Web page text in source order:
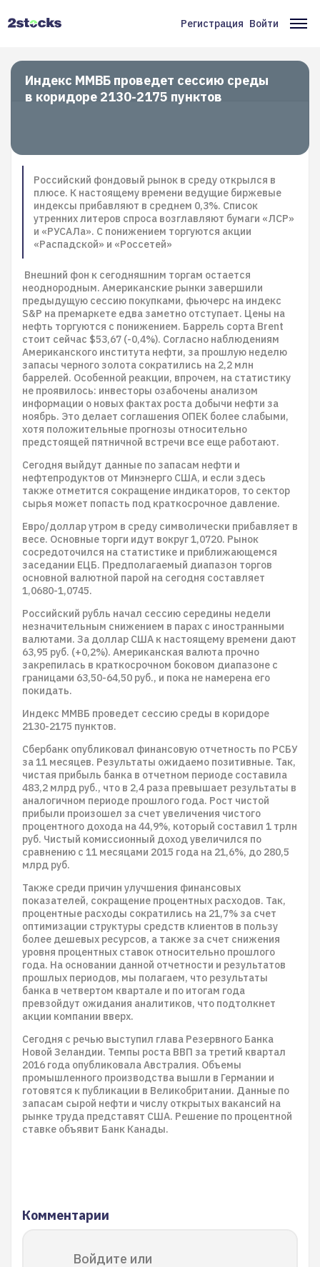
Меню
учётной
записи
пользователя
Регистрация Войти
Индекс ММВБ проведет сессию среды
в коридоре 2130-2175 пунктов
Российский фондовый рынок в среду открылся в
плюсе. К настоящему времени ведущие биржевые
индексы прибавляют в среднем 0,3%. Список
утренних литеров спроса возглавляют бумаги «ЛСР»
и «РУСАЛа». С понижением торгуются акции
«Распадской» и «Россетей»
Внешний фон к сегодняшним торгам остается
неоднородным. Американские рынки завершили
предыдущую сессию покупками, фьючерс на индекс
S&P на премаркете едва заметно отступает. Цены на
нефть торгуются с понижением. Баррель сорта Brent
стоит сейчас $53,67 (-0,4%). Согласно наблюдениям
Американского института нефти, за прошлую неделю
запасы черного золота сократились на 2,2 млн
баррелей. Особенной реакции, впрочем, на статистику
не проявилось: инвесторы озабочены анализом
информации о новых фактах роста добычи нефти за
ноябрь. Это делает соглашения ОПЕК более слабыми,
хотя положительные прогнозы относительно
предстоящей пятничной встречи все еще работают.
Сегодня выйдут данные по запасам нефти и
нефтепродуктов от Минэнерго США, и если здесь
также отметится сокращение индикаторов, то сектор
сырья может попасть под краткосрочное давление.
Евро/доллар утром в среду символически прибавляет в
весе. Основные торги идут вокруг 1,0720. Рынок
сосредоточился на статистике и приближающемся
заседании ЕЦБ. Предполагаемый диапазон торгов
основной валютной парой на сегодня составляет
1,0680-1,0745.
Российский рубль начал сессию середины недели
незначительным снижением в парах с иностранными
валютами. За доллар США к настоящему времени дают
63,95 руб. (+0,2%). Американская валюта прочно
закрепилась в краткосрочном боковом диапазоне с
границами 63,50-64,50 руб., и пока не намерена его
покидать.
Индекс ММВБ проведет сессию среды в коридоре
2130-2175 пунктов.
Сбербанк опубликовал финансовую отчетность по РСБУ
за 11 месяцев. Результаты ожидаемо позитивные. Так,
чистая прибыль банка в отчетном периоде составила
483,2 млрд руб., что в 2,4 раза превышает результаты в
аналогичном периоде прошлого года. Рост чистой
прибыли произошел за счет увеличения чистого
процентного дохода на 44,9%, который составил 1 трлн
руб. Чистый комиссионный доход увеличился по
сравнению с 11 месяцами 2015 года на 21,6%, до 280,5
млрд руб.
Также среди причин улучшения финансовых
показателей, сокращение процентных расходов. Так,
процентные расходы сократились на 21,7% за счет
оптимизации структуры средств клиентов в пользу
более дешевых ресурсов, а также за счет снижения
уровня процентных ставок относительно прошлого
года. На основании данной отчетности и результатов
прошлых периодов, мы полагаем, что результаты
банка в четвертом квартале и по итогам года
превзойдут ожидания аналитиков, что подтолкнет
акции компании вверх.
Сегодня с речью выступил глава Резервного Банка
Новой Зеландии. Темпы роста ВВП за третий квартал
2016 года опубликовала Австралия. Объемы
промышленного производства вышли в Германии и
готовятся к публикации в Великобритании. Данные по
запасам сырой нефти и числу открытых вакансий на
рынке труда представят США. Решение по процентной
ставке объявит Банк Канады.
Комментарии
Войдите или